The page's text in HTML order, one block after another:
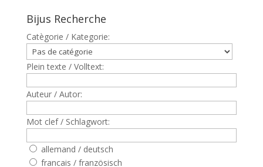
Bijus Recherche
Catègorie / Kategorie:
Plein texte / Volltext:
Auteur / Autor:
Mot clef / Schlagwort:
allemand / deutsch
francais / französisch